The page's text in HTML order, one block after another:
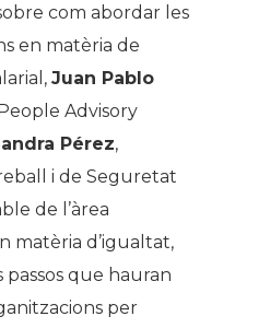
com abordar les
en matèria de
Juan Pablo
Advisory
Pérez,
i de Seguretat
de l’àrea
matèria d’igualtat,
passos que hauran
per